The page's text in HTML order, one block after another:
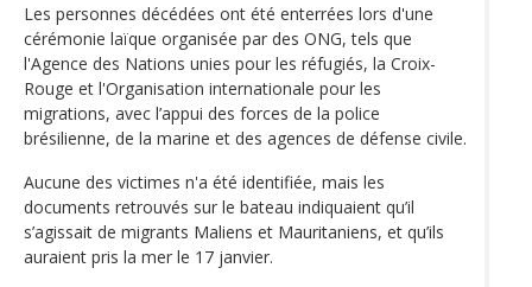
Les personnes décédées ont été enterrées lors d'une
cérémonie laïque organisée par des ONG, tels que
l'Agence des Nations unies pour les réfugiés, la Croix-
Rouge et l'Organisation internationale pour les
migrations, avec l’appui des forces de la police
brésilienne, de la marine et des agences de défense civile.
Aucune des victimes n'a été identifiée, mais les
documents retrouvés sur le bateau indiquaient qu’il
s’agissait de migrants Maliens et Mauritaniens, et qu’ils
auraient pris la mer le 17 janvier.